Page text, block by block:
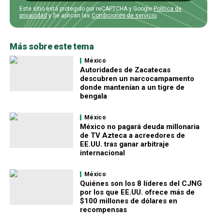
Este sitio está protegido por reCAPTCHA y GooglePolítica de
privacidady Se aplican las Condiciones de servicio.
Más sobre este tema
México
Autoridades de Zacatecas
descubren un narcocampamento
donde mantenían a un tigre de
bengala
México
México no pagará deuda millonaria
de TV Azteca a acreedores de
EE.UU. tras ganar arbitraje
internacional
México
Quiénes son los 8 líderes del CJNG
por los que EE.UU. ofrece más de
$100 millones de dólares en
recompensas